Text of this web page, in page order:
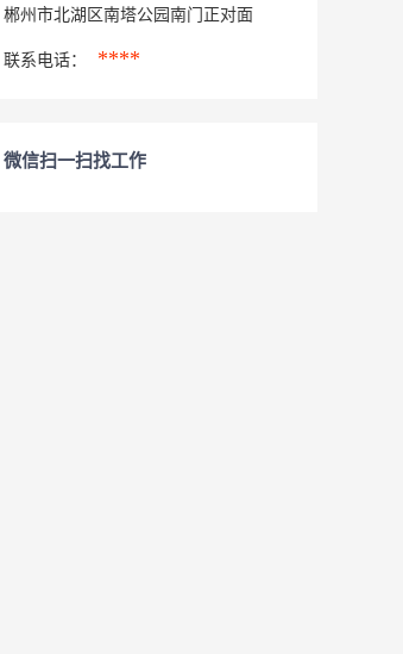
郴州市北湖区南塔公园南门正对面
联系电话： ****
微信扫一扫找工作